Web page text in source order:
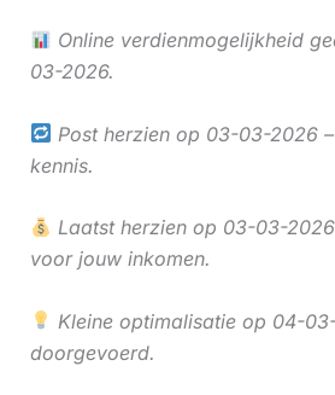
Online verdienmogelijkheid
03-2026.
Post herzien op 03-03-2026
kennis.
Laatst herzien op 03-03-
voor jouw inkomen.
Kleine optimalisatie op 04-
doorgevoerd.